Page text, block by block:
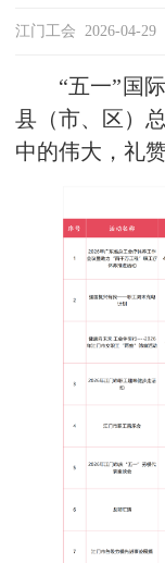
江门工会 2026-04-29
“五一”国际
县（市、区）
中的伟大，礼